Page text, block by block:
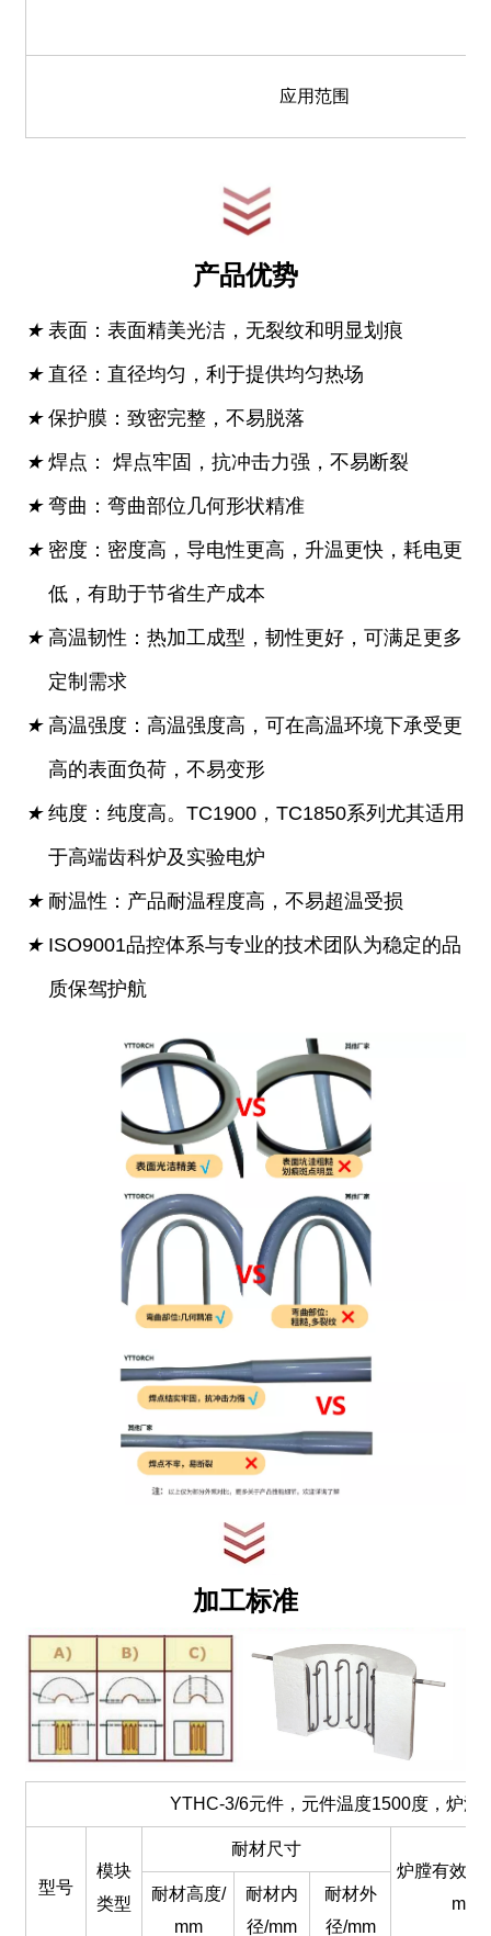
应用范围
产品优势
★ 表面：表面精美光洁，无裂纹和明显划痕
★ 直径：直径均匀，利于提供均匀热场
★ 保护膜：致密完整，不易脱落
★ 焊点： 焊点牢固，抗冲击力强，不易断裂
★ 弯曲：弯曲部位几何形状精准
★ 密度：密度高，导电性更高，升温更快，耗电更
低，有助于节省生产成本
★ 高温韧性：热加工成型，韧性更好，可满足更多
定制需求
★ 高温强度：高温强度高，可在高温环境下承受更
高的表面负荷，不易变形
★ 纯度：纯度高。TC1900，TC1850系列尤其适用
于高端齿科炉及实验电炉
★ 耐温性：产品耐温程度高，不易超温受损
★ ISO9001品控体系与专业的技术团队为稳定的品
质保驾护航
加工标准
YTHC-3/6元件，元件温度1500度，炉温
型号
模块
类型
耐材尺寸
炉膛有效直
m
耐材高度/
mm
耐材内
径/mm
耐材外
径/mm